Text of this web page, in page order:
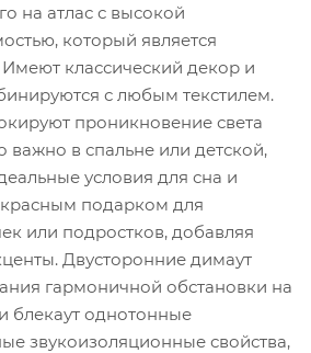
на атлас с высокой
который является
классический декор и
с любым текстилем.
проникновение света
важно в спальне или детской,
условия для сна и
подарком для
или подростков, добавляя
Двусторонние димаут
гармоничной обстановки на
блекаут однотонные
звукоизоляционные свойства,